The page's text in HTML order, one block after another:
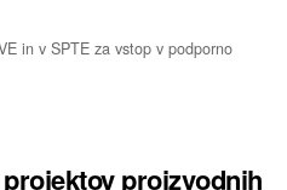
in v SPTE za vstop v podporno
proizvodnih